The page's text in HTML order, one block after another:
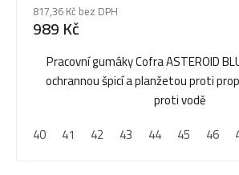
817,36 Kč bez DPH
989 Kč
Pracovní gumáky Cofra ASTEROID
ochrannou špicí a planžetou proti
proti vodě
40
41 42 43 44 45 46